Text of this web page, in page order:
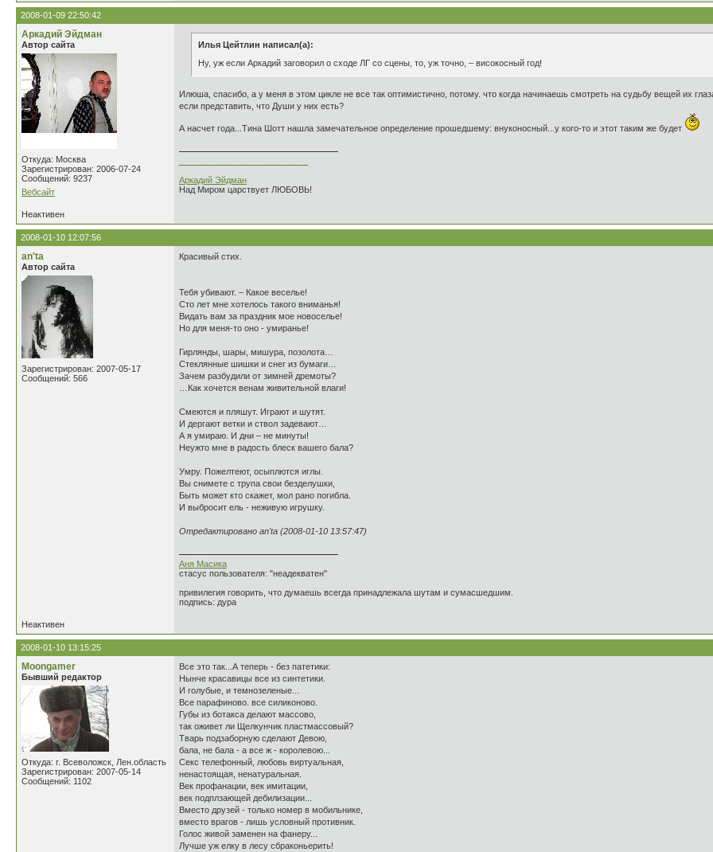
2008-01-09 22:50:42
Аркадий Эйдман
Автор сайта
Откуда: Москва
Зарегистрирован: 2006-07-24
Сообщений: 9237
Вебсайт
Илья Цейтлин написал(а):
Ну, уж если Аркадий заговорил о сходе ЛГ со сцены, то, уж точно, – високосный год!
Илюша, спасибо, а у меня в этом цикле не все так оптимистично, потому. что когда начинаешь смотреть на судьбу вещей их
если представить, что Души у них есть?
А насчет года...Тина Шотт нашла замечательное определение прошедшему: внуконосный...у кого-то и этот таким же будет
Аркадий Эйдман
Над Миром царствует ЛЮБОВЬ!
Неактивен
2008-01-10 12:07:56
an'ta
Автор сайта
Зарегистрирован: 2007-05-17
Сообщений: 566
Красивый стих.
Тебя убивают. – Какое веселье!
Сто лет мне хотелось такого вниманья!
Видать вам за праздник мое новоселье!
Но для меня-то оно - умиранье!
Гирлянды, шары, мишура, позолота…
Стеклянные шишки и снег из бумаги…
Зачем разбудили от зимней дремоты?
…Как хочется венам живительной влаги!
Смеются и пляшут. Играют и шутят.
И дергают ветки и ствол задевают…
А я умираю. И дни – не минуты!
Неужто мне в радость блеск вашего бала?
Умру. Пожелтеют, осыплются иглы.
Вы снимете с трупа свои безделушки,
Быть может кто скажет, мол рано погибла.
И выбросит ель - неживую игрушку.
Отредактировано an'ta (2008-01-10 13:57:47)
Аня Масика
стасус пользователя: "неадекватен"
привилегия говорить, что думаешь всегда принадлежала шутам и сумасшедшим.
подпись: дура
Неактивен
2008-01-10 13:15:25
Moongamer
Бывший редактор
Откуда: г. Всеволожск, Лен.область
Зарегистрирован: 2007-05-14
Сообщений: 1102
Все это так...А теперь - без патетики:
Нынче красавицы все из синтетики.
И голубые, и темнозеленые...
Все парафиново. все силиконово.
Губы из ботакса делают массово,
так оживет ли Щелкунчик пластмассовый?
Тварь подзаборную сделают Девою,
бала, не бала - а все ж - королевою...
Секс телефонный, любовь виртуальная,
ненастоящая, ненатуральная.
Век профанации, век имитации,
век подплзающей дебилизации...
Вместо друзей - только номер в мобильнике,
вместо врагов - лишь условный противник.
Голос живой заменен на фанеру...
Лучше уж елку в лесу сбраконьерить!